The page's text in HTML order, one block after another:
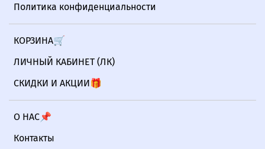
Политика конфиденциальности
КОРЗИНА🛒
ЛИЧНЫЙ КАБИНЕТ (ЛК)
СКИДКИ И АКЦИИ🎁
О НАС📌
Контакты